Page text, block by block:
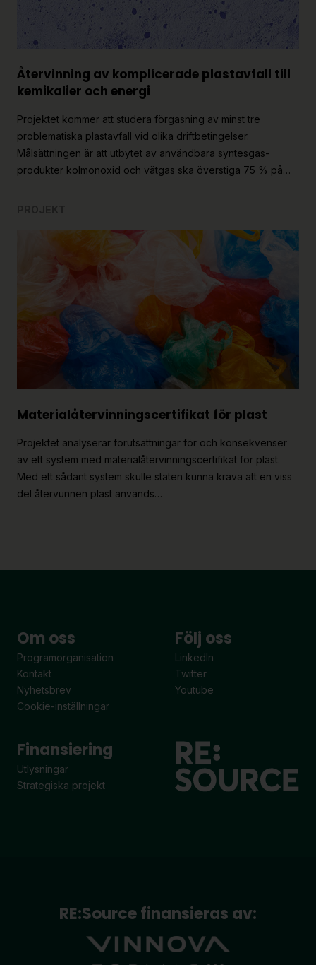
Återvinning av komplicerade plastavfall till
kemikalier och energi
Projektet kommer att studera förgasning av minst tre
problematiska plastavfall vid olika driftbetingelser.
Målsättningen är att utbytet av användbara syntesgas-
produkter kolmonoxid och vätgas ska överstiga 75 % på…
Material­återvinnings­certifikat för plast
Projektet analyserar förutsättningar för och konsekvenser
av ett system med materialåtervinningscertifikat för plast.
Med ett sådant system skulle staten kunna kräva att en viss
del återvunnen plast används…
Om oss
Programorganisation
Kontakt
Nyhetsbrev
Cookie-inställningar
Följ oss
LinkedIn
Twitter
Youtube
Finansiering
Utlysningar
Strategiska projekt
RE:Source finansieras av: